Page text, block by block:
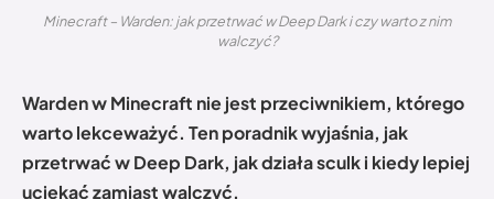
Minecraft – Warden: jak przetrwać w Deep Dark i czy warto z nim
walczyć?
Warden w Minecraft nie jest przeciwnikiem, którego
warto lekceważyć. Ten poradnik wyjaśnia, jak
przetrwać w Deep Dark, jak działa sculk i kiedy lepiej
uciekać zamiast walczyć.